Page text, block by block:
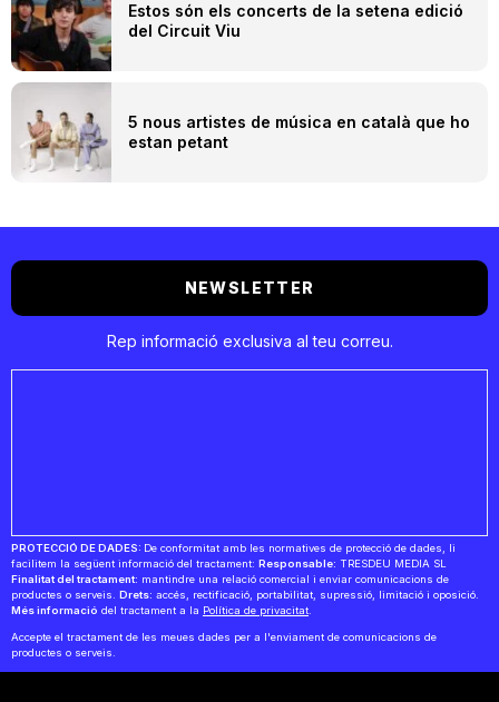
Estos són els concerts de la setena edició
del Circuit Viu
5 nous artistes de música en català que ho
estan petant
NEWSLETTER
Rep informació exclusiva al teu correu.
PROTECCIÓ DE DADES: De conformitat amb les normatives de protecció de dades, li
facilitem la següent informació del tractament: Responsable: TRESDEU MEDIA SL
Finalitat del tractament: mantindre una relació comercial i enviar comunicacions de
productes o serveis. Drets: accés, rectificació, portabilitat, supressió, limitació i oposició.
Més informació del tractament a la Política de privacitat.
Accepte el tractament de les meues dades per a l'enviament de comunicacions de
productes o serveis.